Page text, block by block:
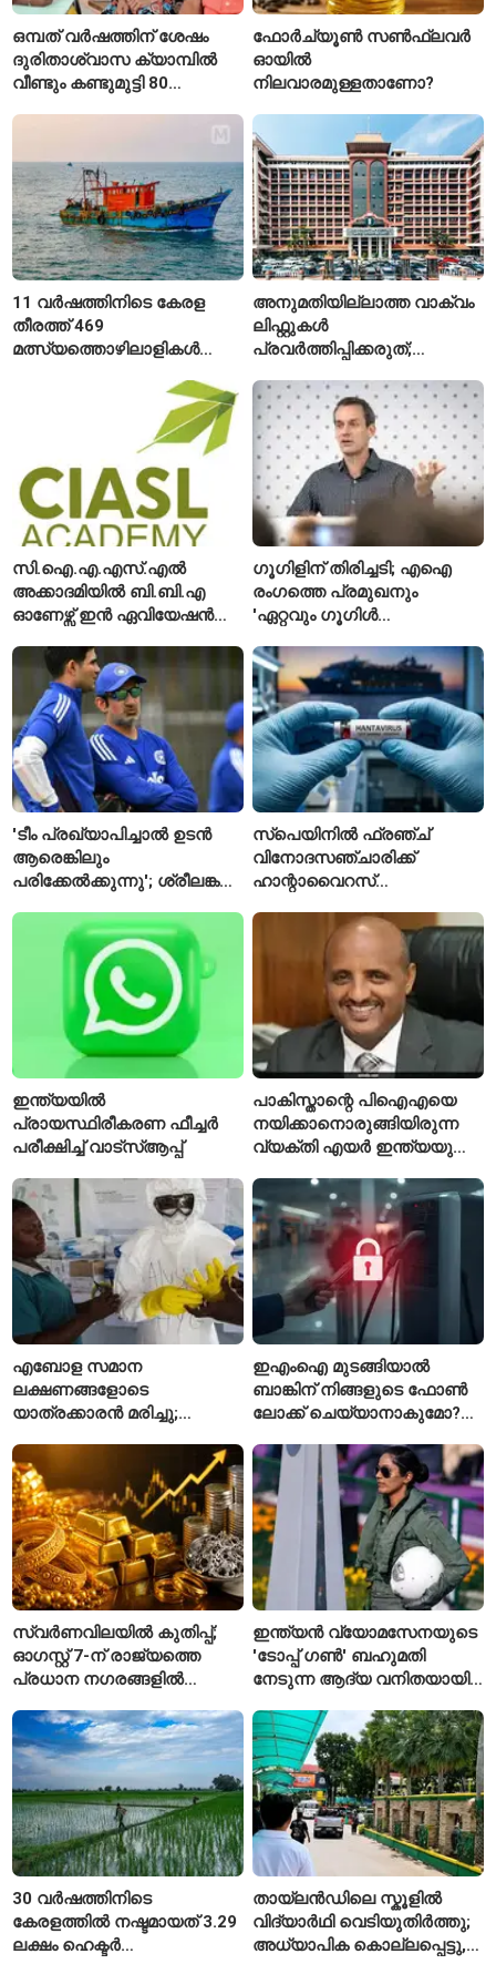
ഒമ്പത് വർഷത്തിന് ശേഷം
ദുരിതാശ്വാസ ക്യാമ്പിൽ
വീണ്ടും കണ്ടുമുട്ടി 80
ഫോർച്യൂൺ സൺഫ്ലവർ
ഓയിൽ
നിലവാരമുള്ളതാണോ?
11 വർഷത്തിനിടെ കേരള
തീരത്ത് 469
മത്സ്യത്തൊഴിലാളികൾ
കാണാതായി, 47,773 പേരെ
അനുമതിയില്ലാത്ത വാക്വം
ലിഫ്റ്റുകൾ
പ്രവർത്തിപ്പിക്കരുത്;
അനുമതിയില്ലാത്ത
ലിഫ്റ്റുകൾക്ക്
ഹൈക്കോടതിയുടെ വിലക്ക്
സി.ഐ.എ.എസ്.എൽ
അക്കാദമിയിൽ ബി.ബി.എ
ഓണേഴ്സ് ഇൻ ഏവിയേഷൻ
ഈമാസം 12 വരെ
ഗൂഗിളിന് തിരിച്ചടി; എഐ
രംഗത്തെ പ്രമുഖനും
'ഏറ്റവും ഗൂഗിൾ
വിശേഷിപ്പിക്കപ്പെട്ട
ഗവേഷകൻ രാജിവെച്ചു
'ടീം പ്രഖ്യാപിച്ചാൽ ഉടൻ
ആരെങ്കിലും
പരിക്കേൽക്കുന്നു'; ശ്രീലങ്കൻ
ടീമിനെ കുറിച്ച് മുൻതാരം
സ്പെയിനിൽ ഫ്രഞ്ച്
വിനോദസഞ്ചാരിക്ക്
ഹാന്റാവൈറസ്
ഐസൊലേഷനിൽ
പ്രവേശിപ്പിച്ചു
ഇന്ത്യയിൽ
പ്രായസ്ഥിരീകരണ ഫീച്ചർ
പരീക്ഷിച്ച് വാട്‌സ്ആപ്പ്
പാകിസ്താന്റെ പിഐഎയെ
നയിക്കാനൊരുങ്ങിയിരുന്ന
വ്യക്തി എയർ ഇന്ത്യയുടെ
എബോള സമാന
ലക്ഷണങ്ങളോടെ
യാത്രക്കാരൻ മരിച്ചു;
യാത്രക്കാരെ
നിരീക്ഷണത്തിൽ
ഇഎംഐ മുടങ്ങിയാൽ
ബാങ്കിന് നിങ്ങളുടെ ഫോൺ
ലോക്ക് ചെയ്യാനാകുമോ?
ചട്ടങ്ങൾ ഇങ്ങനെ
സ്വർണവിലയിൽ കുതിപ്പ്;
ഓഗസ്റ്റ് 7-ന് രാജ്യത്തെ
പ്രധാന നഗരങ്ങളിൽ
ഇന്ത്യൻ വ്യോമസേനയുടെ
'ടോപ്പ് ഗൺ' ബഹുമതി
നേടുന്ന ആദ്യ വനിതയായി
30 വർഷത്തിനിടെ
കേരളത്തിൽ നഷ്ടമായത് 3.29
ലക്ഷം ഹെക്ടർ
തായ്‌ലൻഡിലെ സ്കൂളിൽ
വിദ്യാർഥി വെടിയുതിർത്തു;
അധ്യാപിക കൊല്ലപ്പെട്ടു,